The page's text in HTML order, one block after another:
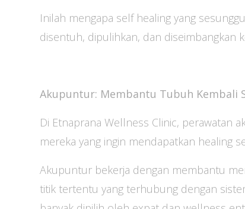
Inilah mengapa self healing yang
disentuh, dipulihkan, dan diseimbangkan
Akupuntur: Membantu Tubuh Kembali
Di Etnaprana Wellness Clinic, perawatan
mereka yang ingin mendapatkan healing
Akupuntur bekerja dengan membantu
titik tertentu yang terhubung dengan